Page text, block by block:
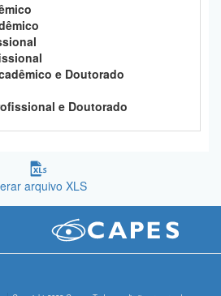
e Doutorado
e Doutorado
arquivo XLS